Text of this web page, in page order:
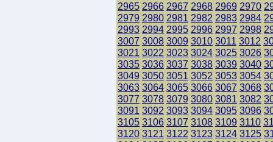
2965 2966 2967 2968 2969 2970
2979 2980 2981 2982 2983 2984
2993 2994 2995 2996 2997 2998
3007 3008 3009 3010 3011 3012
3021 3022 3023 3024 3025 3026
3035 3036 3037 3038 3039 3040
3049 3050 3051 3052 3053 3054
3063 3064 3065 3066 3067 3068
3077 3078 3079 3080 3081 3082
3091 3092 3093 3094 3095 3096
3105 3106 3107 3108 3109 3110
3120 3121 3122 3123 3124 3125